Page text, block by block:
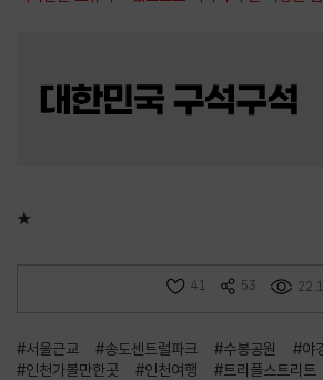
★
41 53
#서울근교 #송도센트럴파크 #수봉공원 #야
#인천가볼만한곳
#인천여행 #트리플스트리트